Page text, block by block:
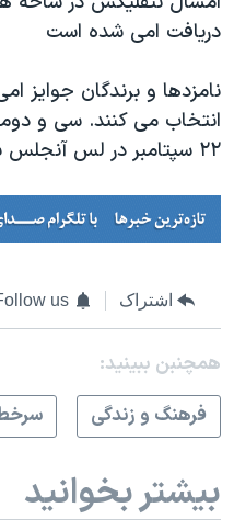
دریافت امی شده است
انتخاب می کنند. سی و
۲۲ سپتامبر در لس آنجلس برگزار می شود.
اشتراک us
همچنبن ببینید:
فرهنگ و زندگی
بیشتر بخوانید